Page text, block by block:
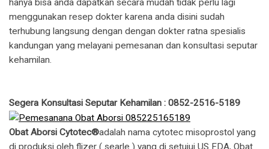
hanya bisa anda dapatkan secara mudah tidak perlu lagi
menggunakan resep dokter karena anda disini sudah
terhubung langsung dengan dengan dokter ratna spesialis
kandungan yang melayani pemesanan dan konsultasi seputar
kehamilan.
Segera Konsultasi Seputar Kehamilan : 0852-2516-5189
Obat Aborsi Cytotec®adalah nama cytotec misoprostol yang
di produksi oleh flizer ( searle ) yang di setujui US FDA, Obat